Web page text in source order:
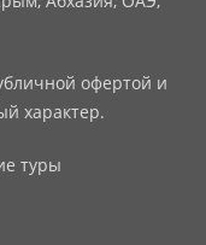
офертой и
характер.
туры